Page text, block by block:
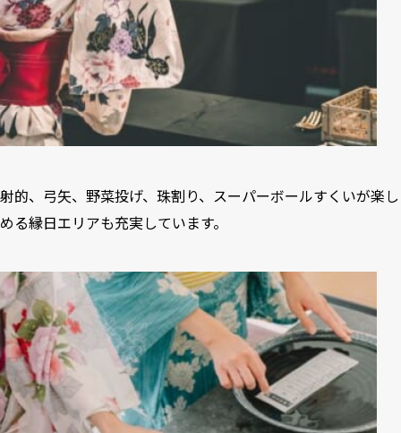
射的、弓矢、野菜投げ、珠割り、スーパーボールすくいが楽し
める縁日エリアも充実しています。